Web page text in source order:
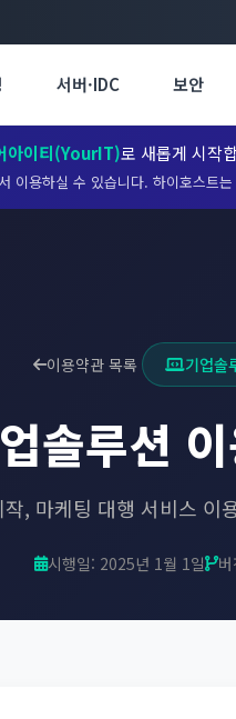
아이티(YourIT)로 새롭게 시작
이용하실 수 있습니다. 하이호스트
서버·IDC 보안
이용약관 목록 기업솔
솔루션
, 마케팅 대행 서비스 이
시행일: 2025년 1월 1일